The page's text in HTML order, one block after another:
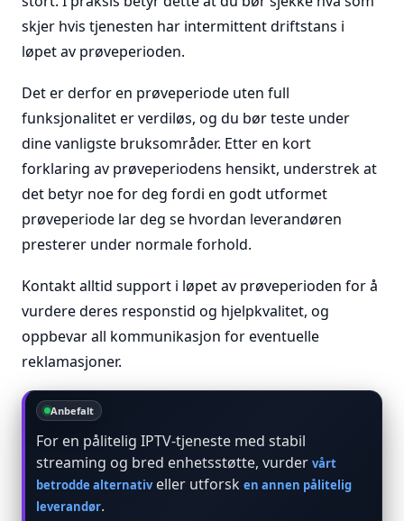
skjer hvis tjenesten har intermittent driftstans i
løpet av prøveperioden.
Det er derfor en prøveperiode uten full
funksjonalitet er verdiløs, og du bør teste under
dine vanligste bruksområder. Etter en kort
forklaring av prøveperiodens hensikt, understrek at
det betyr noe for deg fordi en godt utformet
prøveperiode lar deg se hvordan leverandøren
presterer under normale forhold.
Kontakt alltid support i løpet av prøveperioden for å
vurdere deres responstid og hjelpkvalitet, og
oppbevar all kommunikasjon for eventuelle
reklamasjoner.
Anbefalt
For en pålitelig IPTV-tjeneste med stabil
streaming og bred enhetsstøtte, vurder vårt
betrodde alternativeller utforsk en annen pålitelig
leverandør.